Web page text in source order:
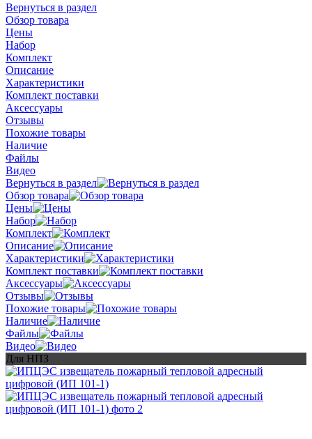
Вернуться в раздел
Обзор товара
Цены
Набор
Комплект
Описание
Характеристики
Комплект поставки
Аксессуары
Отзывы
Похожие товары
Наличие
Файлы
Видео
Вернуться в раздел
Обзор товара
Цены
Набор
Комплект
Описание
Характеристики
Комплект поставки
Аксессуары
Отзывы
Похожие товары
Наличие
Файлы
Видео
Для НПЗ